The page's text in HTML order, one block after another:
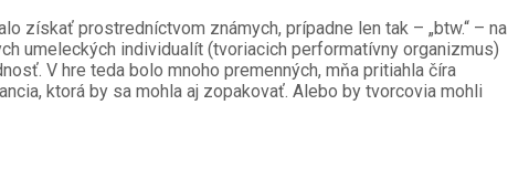
získať prostredníctvom známych, prípadne len tak – „btw.“ – na
umeleckých individualít (tvoriacich performatívny organizmus)
V hre teda bolo mnoho premenných, mňa pritiahla číra
ktorá by sa mohla aj zopakovať. Alebo by tvorcovia mohli